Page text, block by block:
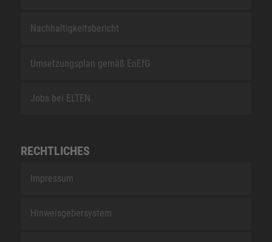
Nachhaltigkeitsbericht
Umsetzungsplan gemäß EnEfG
Jobs bei ELTEN
RECHTLICHES
Impressum
Hinweisgebersystem